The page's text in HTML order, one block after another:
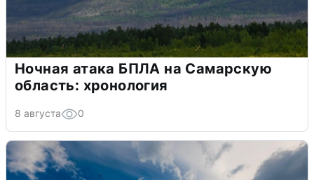
Ночная атака БПЛА на Самарскую
область: хронология
8 августа 0